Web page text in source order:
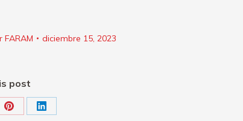
FARAM diciembre 15, 2023
post
Share Share